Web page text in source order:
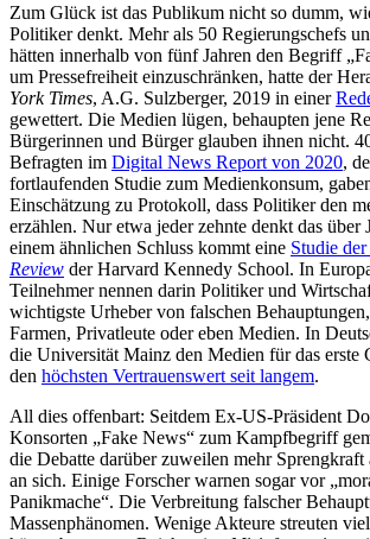
Zum Glück ist das Publikum nicht so dumm,
Politiker denkt. Mehr als 50 Regierungschefs
hätten innerhalb von fünf Jahren den Begriff
um Pressefreiheit einzuschränken, hatte der
York Times, A.G. Sulzberger, 2019 in einer
gewettert. Die Medien lügen, behaupten jene
Bürgerinnen und Bürger glauben ihnen nicht.
Befragten im Digital News Report von 2020,
fortlaufenden Studie zum Medienkonsum,
Einschätzung zu Protokoll, dass Politiker den
erzählen. Nur etwa jeder zehnte denkt das über
einem ähnlichen Schluss kommt eine Studie der
Review der Harvard Kennedy School. In
Teilnehmer nennen darin Politiker und
wichtigste Urheber von falschen
Farmen, Privatleute oder eben Medien. In
die Universität Mainz den Medien für das erste
den höchsten Vertrauenswert seit langem.
All dies offenbart: Seitdem Ex-US-Präsident
Konsorten „Fake News“ zum Kampfbegriff
die Debatte darüber zuweilen mehr Sprengkraft
an sich. Einige Forscher warnen sogar vor
Panikmache“. Die Verbreitung falscher
Massenphänomen. Wenige Akteure streuten